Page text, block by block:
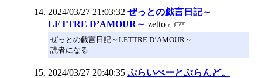
2024/03/27 21:03:32 ぜっとの戯言日記～
LETTRE D’AMOUR～ zetto
ぜっとの戯言日記～LETTRE D’AMOUR～
読者になる
2024/03/27 20:40:35 ぷらいべーとぶらんど。